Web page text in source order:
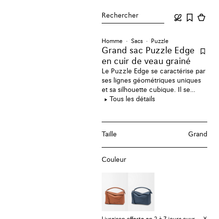
Rechercher
Homme Sacs Puzzle
Grand sac Puzzle Edge
en cuir de veau grainé
Le Puzzle Edge se caractérise par
ses lignes géométriques uniques
et sa silhouette cubique. Il se
distingue de la construction
de veau classique.
Tous les détails
Taille Grand
Couleur